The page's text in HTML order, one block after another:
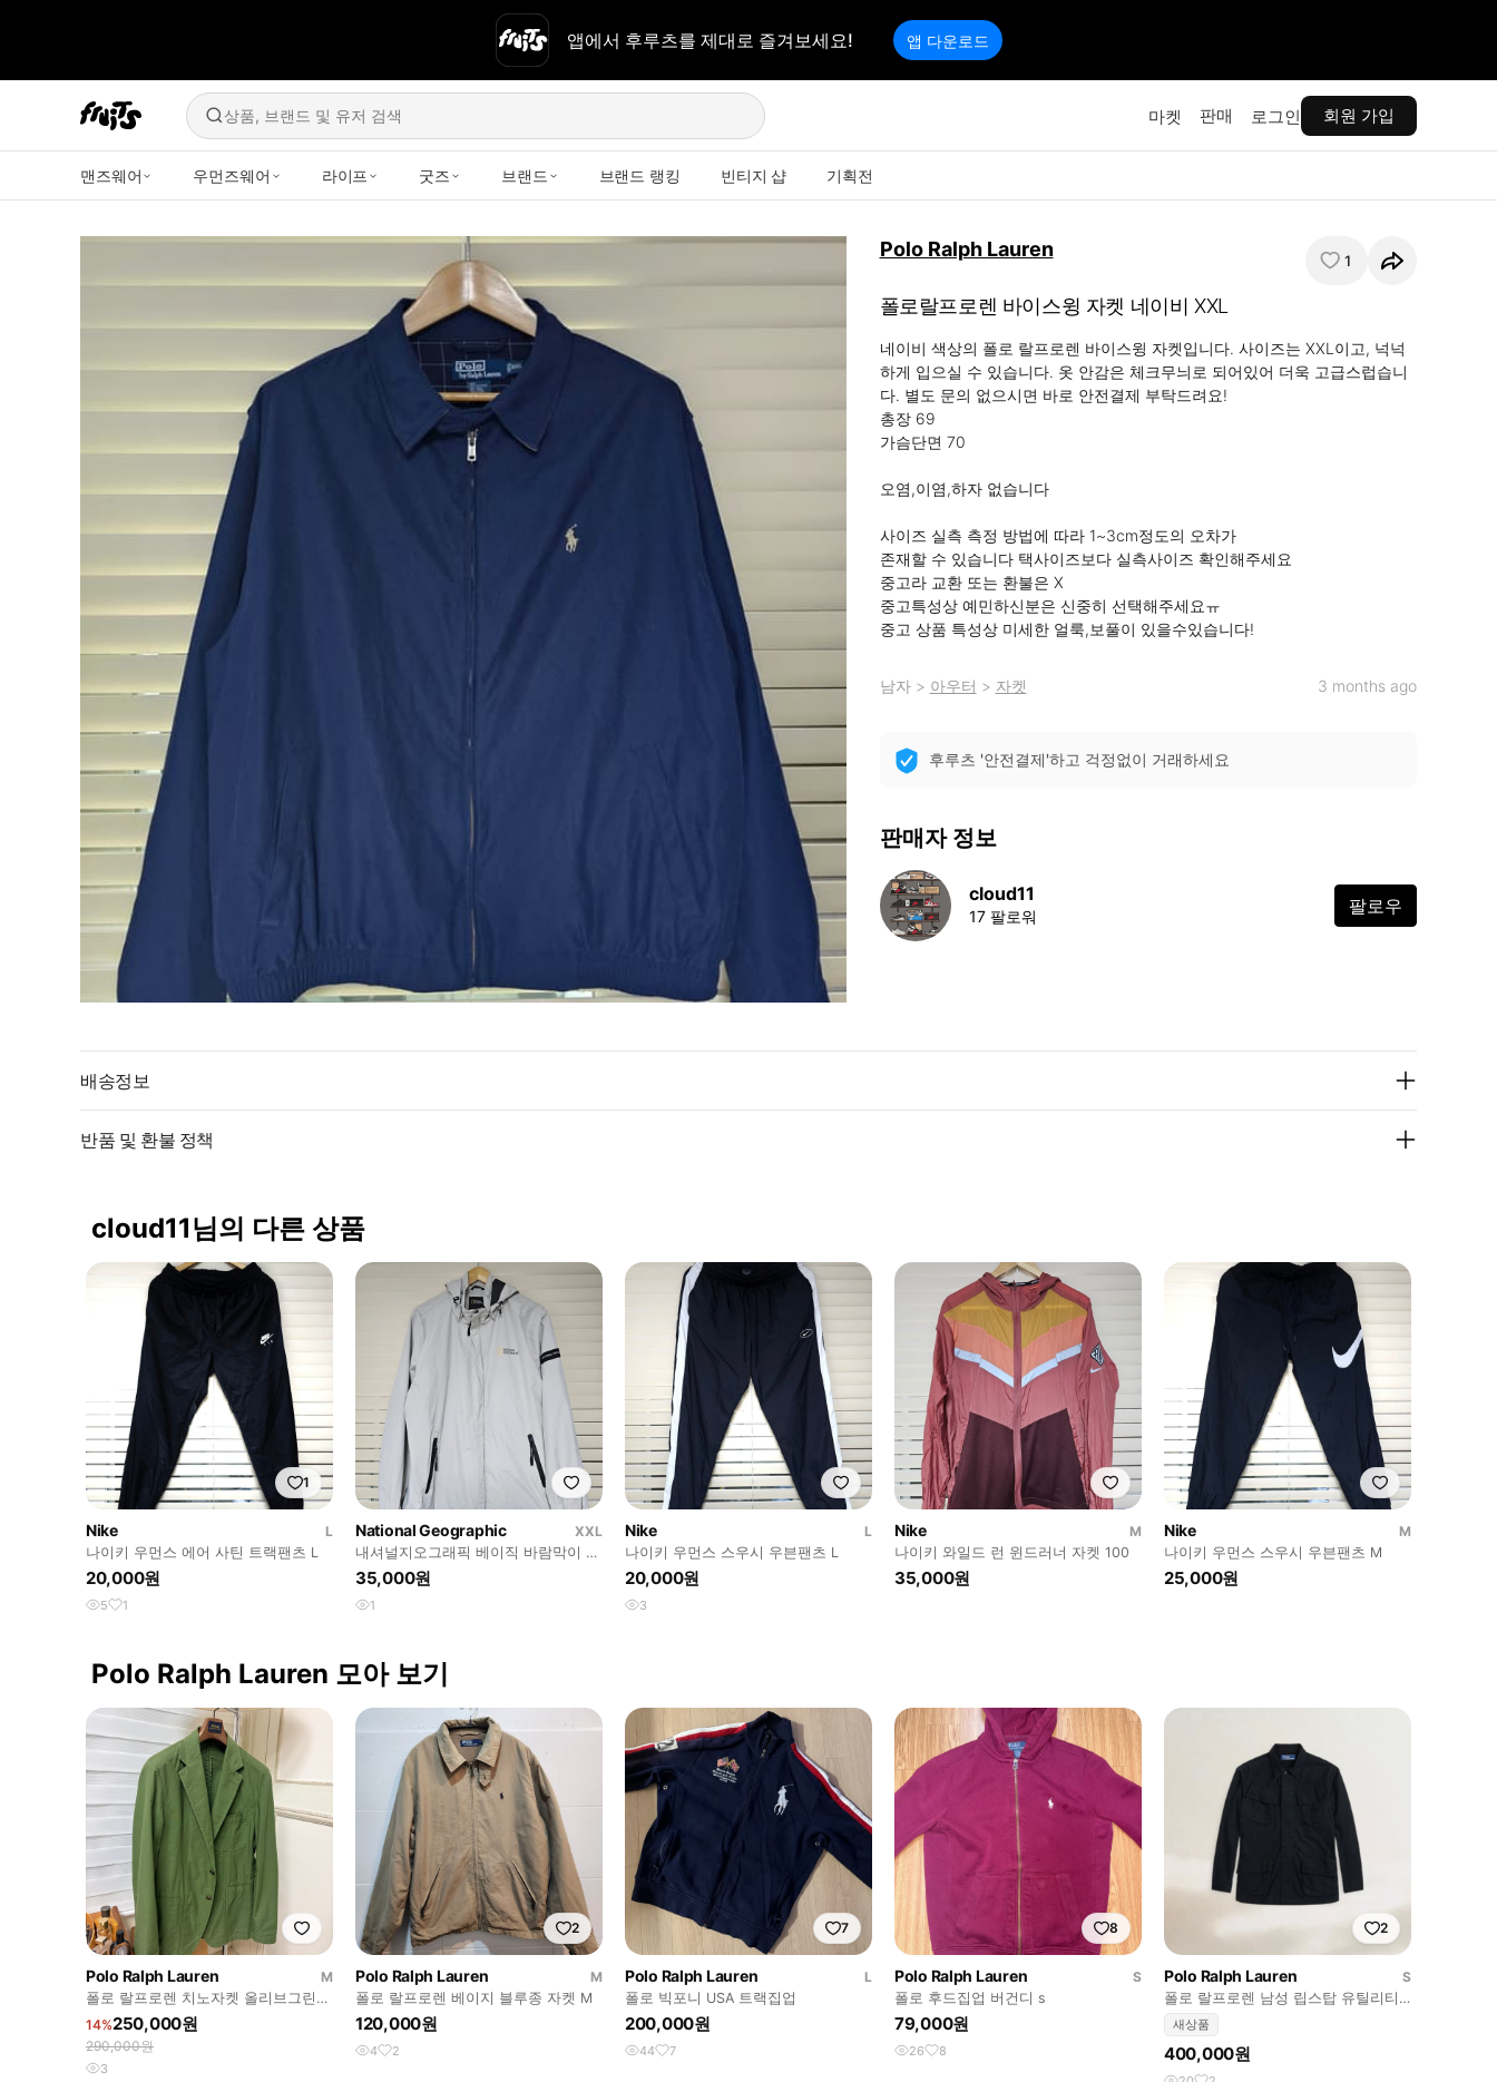
앱에서 후루츠를 제대로 즐겨보세요! 앱 다운로드
상품, 브랜드 및 유저 검색 마켓 판매 로그인 회원 가입
맨즈웨어 우먼즈웨어 라이프 굿즈 브랜드 브랜드 랭킹 빈티지 샵 기획전
Polo Ralph Lauren 1
폴로랄프로렌 바이스윙 자켓 네이비 XXL
네이비 색상의 폴로 랄프로렌 바이스윙 자켓입니다. 사이즈는 XXL이고, 넉넉
하게 입으실 수 있습니다. 옷 안감은 체크무늬로 되어있어 더욱 고급스럽습니
다. 별도 문의 없으시면 바로 안전결제 부탁드려요!
총장 69
가슴단면 70
오염,이염,하자 없습니다
사이즈 실측 측정 방법에 따라 1~3cm정도의 오차가
존재할 수 있습니다 택사이즈보다 실측사이즈 확인해주세요
중고라 교환 또는 환불은 X
중고특성상 예민하신분은 신중히 선택해주세요ㅠ
중고 상품 특성상 미세한 얼룩,보풀이 있을수있습니다!
남자> 아우터 > 자켓 3 months ago
후루츠 '안전결제'하고 걱정없이 거래하세요
판매자 정보
cloud11
17 팔로워 팔로우
배송정보
반품 및 환불 정책
cloud11님의 다른 상품
1
Nike
L
나이키 우먼스 에어 사틴 트랙팬츠 L
20,000원
5 1
National Geographic
XXL
내셔널지오그래픽 베이직 바람막이 자
켓 XXL
35,000원
1
Nike
L
나이키 우먼스 스우시 우븐팬츠 L
20,000원
3
Nike
M
나이키 와일드 런 윈드러너 자켓 100
35,000원
Nike
M
나이키 우먼스 스우시 우븐팬츠 M
25,000원
Polo Ralph Lauren 모아 보기
Polo Ralph Lauren
M
폴로 랄프로렌 치노자켓 올리브그린
M(100)사이즈 1회착
14%250,000원
290,000원
3
2
Polo Ralph Lauren
M
폴로 랄프로렌 베이지 블루종 자켓 M
120,000원
4 2
7
Polo Ralph Lauren
L
폴로 빅포니 USA 트랙집업
200,000원
44 7
8
Polo Ralph Lauren
S
폴로 후드집업 버건디 s
79,000원
26 8
2
Polo Ralph Lauren
S
폴로 랄프로렌 남성 립스탑 유틸리티
오버셔츠 정글 퍼티그 자켓
새상품
400,000원